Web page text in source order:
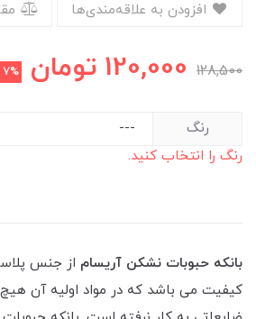
128,500
120,000 تومان 7%
رنگ
رنگ را انتخاب کنید.
بانکه حبوبات نشکن آریسام از جنس
کیفیت می باشد که در مواد اولیه آن